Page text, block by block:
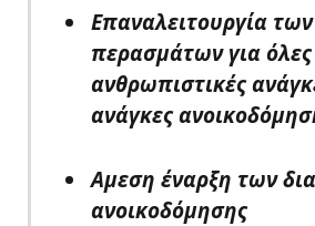
Επαναλειτουργία των
περασμάτων για όλες
ανθρωπιστικές
ανάγκες
Αμεση έναρξη των
ανοικοδόμησης